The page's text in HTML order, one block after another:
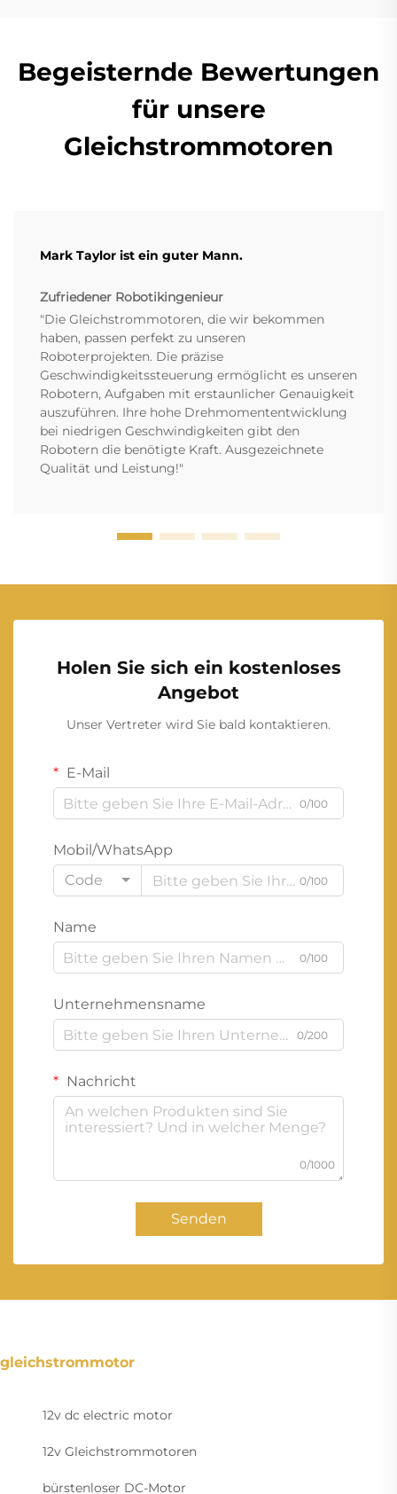
Begeisternde Bewertungen
für unsere
Gleichstrommotoren
Mark Taylor ist ein guter Mann.
Zufriedener Robotikingenieur
"Die Gleichstrommotoren, die wir bekommen
haben, passen perfekt zu unseren
Roboterprojekten. Die präzise
Geschwindigkeitssteuerung ermöglicht es unseren
Robotern, Aufgaben mit erstaunlicher Genauigkeit
auszuführen. Ihre hohe Drehmomententwicklung
bei niedrigen Geschwindigkeiten gibt den
Robotern die benötigte Kraft. Ausgezeichnete
Qualität und Leistung!"
Holen Sie sich ein kostenloses
Angebot
Unser Vertreter wird Sie bald kontaktieren.
E-Mail
0/100
Mobil/WhatsApp
Code
0/100
Name
0/100
Unternehmensname
0/200
Nachricht
0/1000
Senden
gleichstrommotor
12v dc electric motor
12v Gleichstrommotoren
bürstenloser DC-Motor